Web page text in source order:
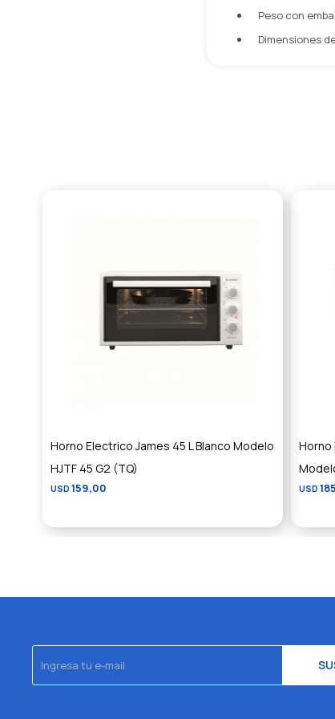
Peso con
Dimensiones
Horno Electrico James 45 L Blanco Modelo
HJTF 45 G2 (TQ)
USD 159,00
Horno
USD